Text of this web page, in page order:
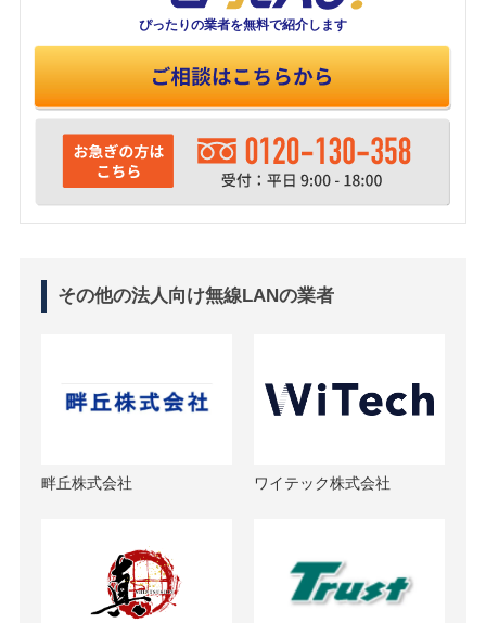
ぴったりの業者を無料で紹介します
その他の法人向け無線LANの業者
畔丘株式会社 ワイテック株式会社